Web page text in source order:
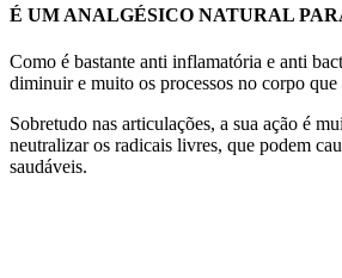
É UM ANALGÉSICO NATURAL
Como é bastante anti inflamatória e anti
diminuir e muito os processos no corpo que
Sobretudo nas articulações, a sua ação é
neutralizar os radicais livres, que podem
saudáveis.